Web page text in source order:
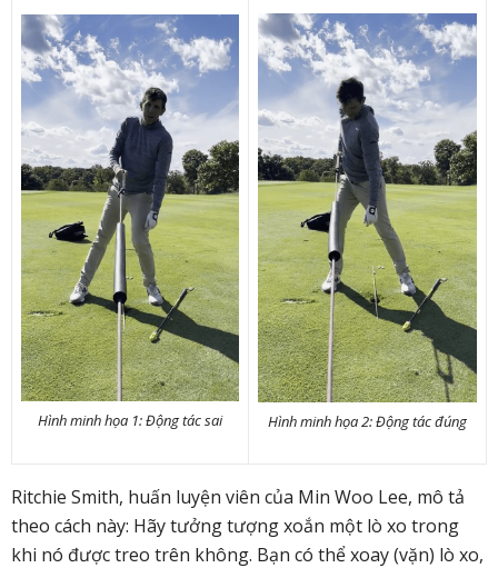
Hình minh họa 1: Động tác sai Hình minh họa 2: Động tác đúng
Ritchie Smith, huấn luyện viên của Min Woo Lee, mô tả
theo cách này: Hãy tưởng tượng xoắn một lò xo trong
khi nó được treo trên không. Bạn có thể xoay (vặn) lò xo,